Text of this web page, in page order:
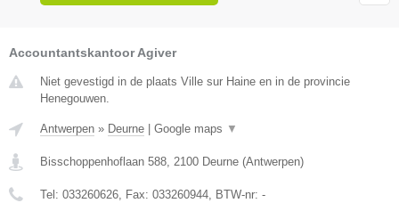
Accountantskantoor Agiver
Niet gevestigd in de plaats Ville sur Haine en in de provincie
Henegouwen.
Antwerpen » Deurne Google maps ▼
Bisschoppenhoflaan 588 2100 Deurne (Antwerpen)
Tel: 033260626 , Fax: 033260944 , BTW-nr: -